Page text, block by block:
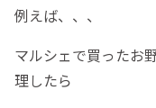
例えば、、、
マルシェで買ったお
理したら